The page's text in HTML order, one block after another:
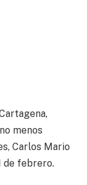
menos
Carlos Mario
de febrero.